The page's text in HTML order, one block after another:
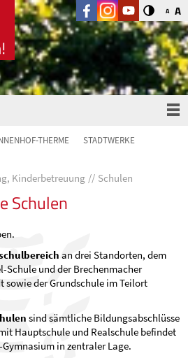
A A
THERME STADTWERKE
Kinderbetreuung Schulen
Schulen
an drei Standorten, dem
Schule und der Brechenmacher
sowie der Grundschule im Teilort
sind sämtliche Bildungsabschlüsse
Hauptschule und Realschule befindet
in zentraler Lage.